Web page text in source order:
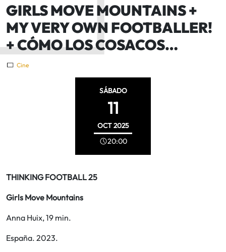
GIRLS MOVE MOUNTAINS +
MY VERY OWN FOOTBALLER!
+ CÓMO LOS COSACOS…
Cine
SÁBADO
11
OCT2025
20:00
THINKING FOOTBALL 25
Girls Move Mountains
Anna Huix, 19 min.
España. 2023.